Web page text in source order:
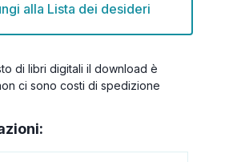
alla Lista dei desideri
di libri digitali il download è
ci sono costi di spedizione